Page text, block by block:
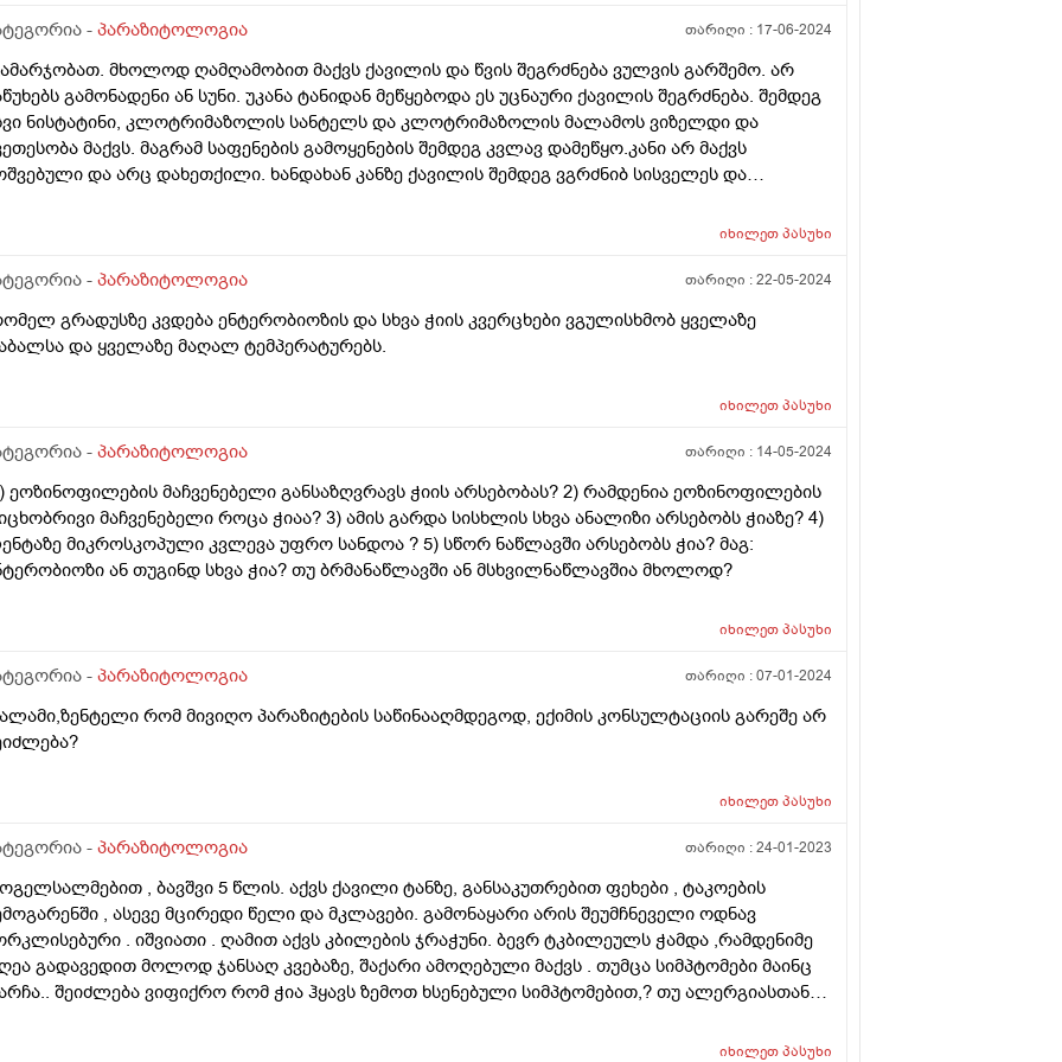
- პარაზიტოლოგია თარიღი : 17-06-2024
მხოლოდ ღამღამობით მაქვს ქავილის და წვის შეგრძნება ვულვის გარშემო. არ
გამონადენი ან სუნი. უკანა ტანიდან მეწყებოდა ეს უცნაური ქავილის შეგრძნება. შემდეგ
ნისტატინი, კლოტრიმაზოლის სანტელს და კლოტრიმაზოლის მალამოს ვიზელდი და
მაქვს. მაგრამ საფენების გამოყენების შემდეგ კვლავ დამეწყო.კანი არ მაქვს
და არც დახეთქილი. ხანდახან კანზე ქავილის შემდეგ ვგრძნიბ სისველეს და
იხილეთპასუხი
- პარაზიტოლოგია თარიღი :22-05-2024
გრადუსზე კვდება ენტერობიოზის და სხვა ჭიის კვერცხები ვგულისხმობ ყველაზე
და ყველაზე მაღალ ტემპერატურებს.
იხილეთპასუხი
- პარაზიტოლოგია თარიღი : 14-05-2024
ეოზინოფილების მაჩვენებელი განსაზღვრავს ჭიის არსებობას? 2) რამდენია ეოზინოფილების
მაჩვენებელი როცა ჭიაა? 3) ამის გარდა სისხლის სხვა ანალიზი არსებობს ჭიაზე? 4)
მიკროსკოპული კვლევა უფრო სანდოა ? 5) სწორ ნაწლავში არსებობს ჭია? მაგ:
ან თუგინდ სხვა ჭია? თუ ბრმანაწლავში ან მსხვილნაწლავშია მხოლოდ?
იხილეთპასუხი
- პარაზიტოლოგია თარიღი :07-01-2024
რომ მივიღო პარაზიტების საწინააღმდეგოდ, ექიმის კონსულტაციის გარეშე არ
იხილეთპასუხი
- პარაზიტოლოგია თარიღი :24-01-2023
, ბავშვი 5 წლის. აქვს ქავილი ტანზე, განსაკუთრებით ფეხები , ტაკოების
, ასევე მცირედი წელი და მკლავები. გამონაყარი არის შეუმჩნეველი ოდნავ
. იშვიათი . ღამით აქვს კბილების ჯრაჭუნი. ბევრ ტკბილეულს ჭამდა ,რამდენიმე
გადავედით მოლოდ ჯანსაღ კვებაზე, შაქარი ამოღებული მაქვს . თუმცა სიმპტომები მაინც
შეიძლება ვიფიქრო რომ ჭია ჰყავს ზემოთ ხსენებული სიმპტომებით,? თუ ალერგიასთან
იხილეთპასუხი